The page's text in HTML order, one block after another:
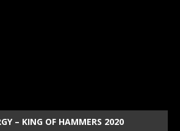
– KING OF HAMMERS 2020